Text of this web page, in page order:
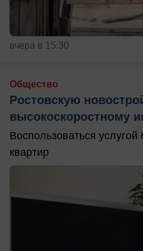
вчера в 15:30
Общество
Ростовскую
высокоскоростному
Воспользоваться услугой
квартир